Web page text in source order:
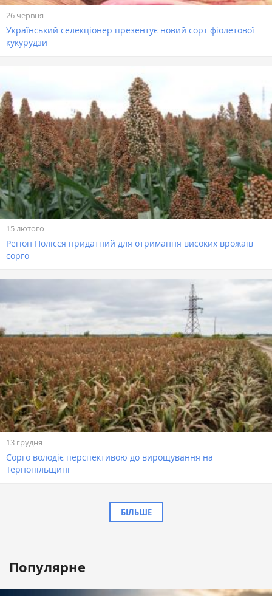
26 червня
Український селекціонер презентує новий сорт фіолетової
кукурудзи
15 лютого
Регіон Полісся придатний для отримання високих врожаїв
сорго
13 грудня
Сорго володіє перспективою до вирощування на
Тернопільщині
БІЛЬШЕ
Популярне